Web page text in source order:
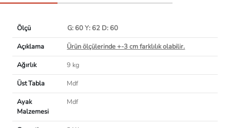
Ölçü
G: 60 Y: 62 D: 60
Açıklama
Ürün ölçülerinde +-3 cm farklılık olabilir.
Ağırlık
9 kg
Üst Tabla
Mdf
Ayak
Malzemesi
Mdf